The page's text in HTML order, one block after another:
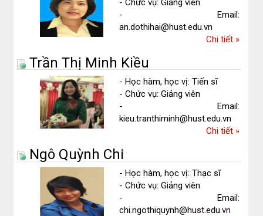
- Chức vụ: Giảng viên
- Email:
an.dothihai@hust.edu.vn
Chi tiếtvề
»
Trần Thị Minh Kiều
- Học hàm, học vị: Tiến sĩ
- Chức vụ: Giảng viên
- Email:
kieu.tranthiminh@hust.edu.vn
Chi tiếtvề
»
Ngô Quỳnh Chi
- Học hàm, học vị: Thạc sĩ
- Chức vụ: Giảng viên
- Email:
chi.ngothiquynh@hust.edu.vn